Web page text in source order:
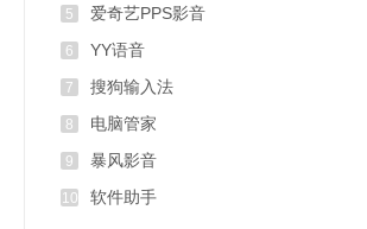
5 爱奇艺PPS影音
6 YY语音
7 搜狗输入法
8 电脑管家
9 暴风影音
10 软件助手